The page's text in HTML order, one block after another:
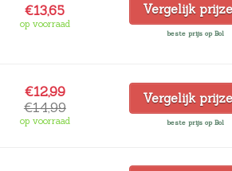
€13,65
op voorraad
Vergelijk
beste prijs op Bol
€12,99
€14,99
op voorraad
Vergelijk
beste prijs op Bol